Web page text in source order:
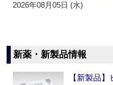
2026年08月05日 (水)
新薬・新製品情報
【新製品